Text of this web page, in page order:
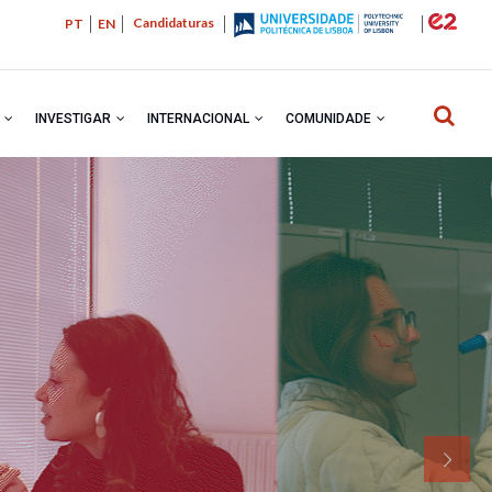
Candidaturas
PT EN
INVESTIGAR INTERNACIONAL COMUNIDADE